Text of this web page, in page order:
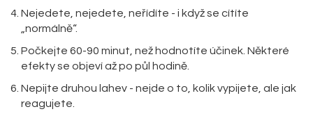
Nejedete, nejedete, neřídíte - i když se cítíte
„normálně“.
Počkejte 60-90 minut, než hodnotíte účinek. Některé
efekty se objeví až po půl hodině.
Nepijte druhou lahev - nejde o to, kolik vypijete, ale jak
reagujete.